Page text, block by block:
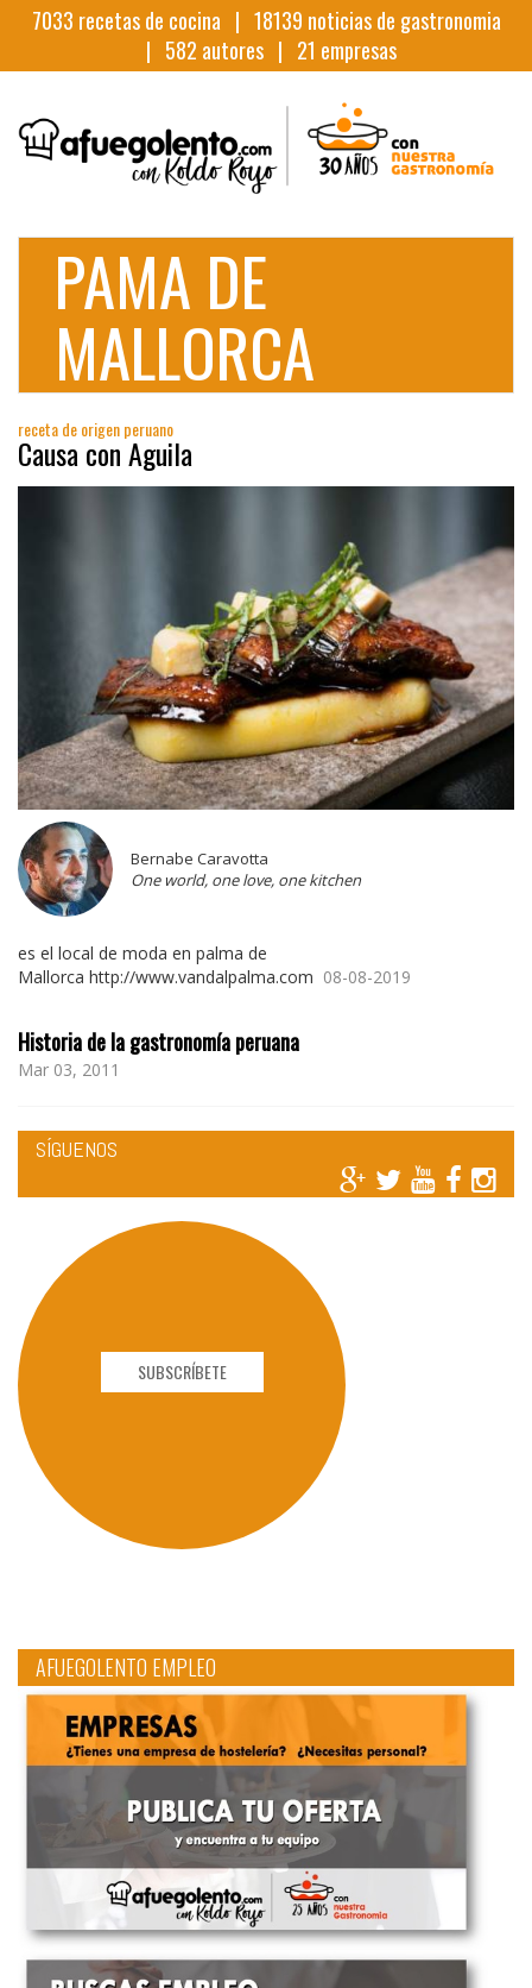
7033 recetas de cocina | 18139 noticias de gastronomia
| 582 autores | 21 empresas
PAMA DE
MALLORCA
receta de origen peruano
Causa con Aguila
Bernabe Caravotta
One world, one love, one kitchen
es el local de moda en palma de
Mallorca http://www.vandalpalma.com 08-08-2019
Historia de la gastronomía peruana
Mar 03, 2011
SÍGUENOS
SUBSCRÍBETE
AFUEGOLENTO EMPLEO